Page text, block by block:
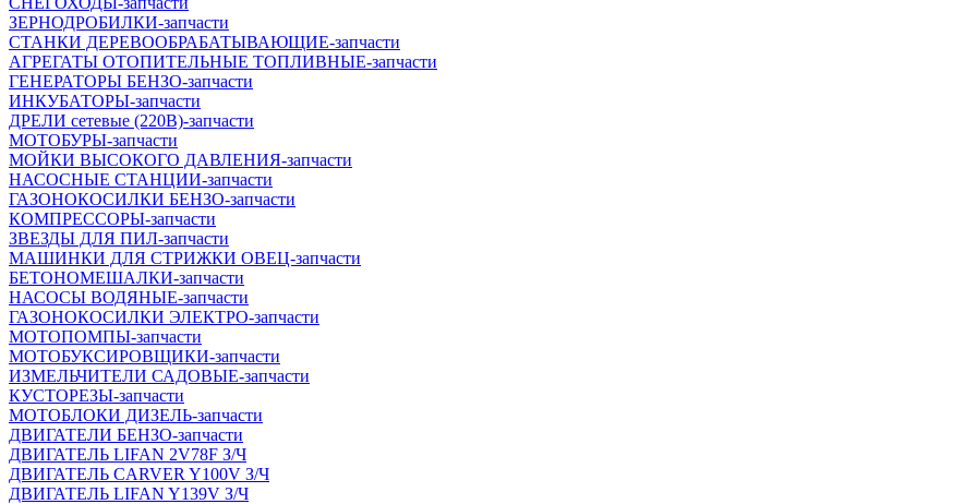
ЗЕРНОДРОБИЛКИ-запчасти
СТАНКИ ДЕРЕВООБРАБАТЫВАЮЩИЕ-запчасти
АГРЕГАТЫ ОТОПИТЕЛЬНЫЕ ТОПЛИВНЫЕ-запчасти
ГЕНЕРАТОРЫ БЕНЗО-запчасти
ИНКУБАТОРЫ-запчасти
ДРЕЛИ сетевые (220В)-запчасти
МОТОБУРЫ-запчасти
МОЙКИ ВЫСОКОГО ДАВЛЕНИЯ-запчасти
НАСОСНЫЕ СТАНЦИИ-запчасти
ГАЗОНОКОСИЛКИ БЕНЗО-запчасти
КОМПРЕССОРЫ-запчасти
ЗВЕЗДЫ ДЛЯ ПИЛ-запчасти
МАШИНКИ ДЛЯ СТРИЖКИ ОВЕЦ-запчасти
БЕТОНОМЕШАЛКИ-запчасти
НАСОСЫ ВОДЯНЫЕ-запчасти
ГАЗОНОКОСИЛКИ ЭЛЕКТРО-запчасти
МОТОПОМПЫ-запчасти
МОТОБУКСИРОВЩИКИ-запчасти
ИЗМЕЛЬЧИТЕЛИ САДОВЫЕ-запчасти
КУСТОРЕЗЫ-запчасти
МОТОБЛОКИ ДИЗЕЛЬ-запчасти
ДВИГАТЕЛИ БЕНЗО-запчасти
ДВИГАТЕЛЬ LIFAN 2V78F З/Ч
ДВИГАТЕЛЬ CARVER Y100V З/Ч
ДВИГАТЕЛЬ LIFAN Y139V З/Ч